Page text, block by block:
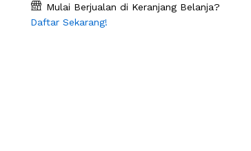
Mulai Berjualan di Keranjang Belanja?
Daftar Sekarang!